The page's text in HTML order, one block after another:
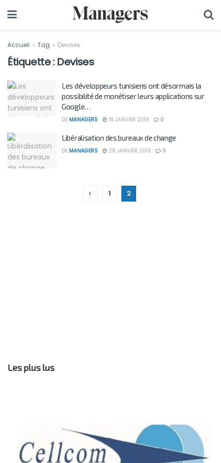
Accueil Tag Devises
Étiquette : Devises
Les développeurs tunisiens ont désormais la
possibilité de monétiser leurs applications sur
Google…
DE MANAGERS 18 JANVIER 2019 0
Libéralisation des bureaux de change
DE MANAGERS 28 JANVIER 2019 0
1 2
Les plus lus